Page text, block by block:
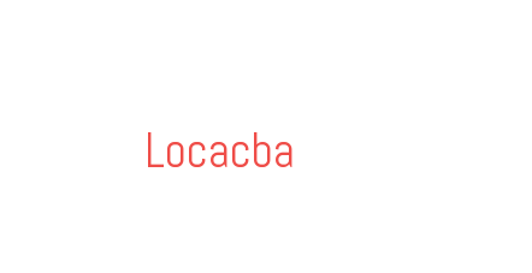
Locacba